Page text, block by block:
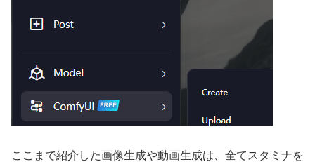
ここまで紹介した画像生成や動画生成は、全てスタミナを